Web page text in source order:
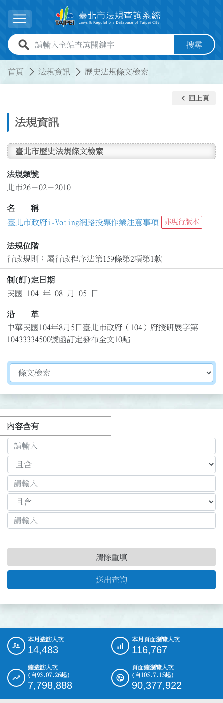
展開選單
全站查詢關鍵字欄位 搜尋
首頁 法規資訊 歷史法規條文檢索
法規資訊
keyboard_arrow_left 回上頁
臺北市歷史法規條文檢索
法規類號
北市26－02－2010
名 稱
臺北市政府i-Voting網路投票作業注意事項
非現行版本
法規位階
行政規則：屬行政程序法第159條第2項第1款
制(訂)定日期
民國 104 年 08 月 05 日
沿 革
中華民國104年8月5日臺北市政府（104）府授研展字第
10433334500號函訂定發布全文10點
切換選擇法規資訊內容
內容含有
送出查詢
清除重填
::: 本月造訪人次
14,483
本月頁面瀏覽人次
116,767
總造訪人次
(自93.07.26起)
7,798,888
頁面總瀏覽人次
(自105.7.15起)
90,377,922